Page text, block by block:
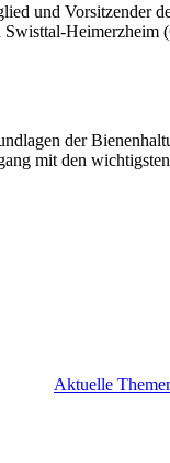
und Vorsitzender
Heimerzheim
der
mit den
Aktuelle